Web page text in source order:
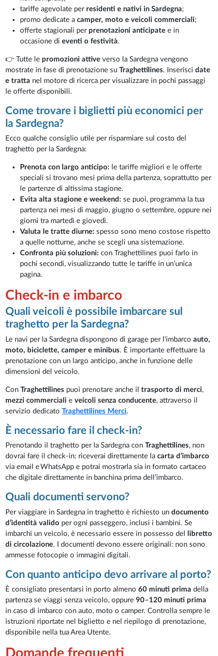
tariffe agevolate per residenti e nativi in Sardegna;
promo dedicate acamper, moto e veicoli commerciali;
offerte stagionali per prenotazioni anticipate e in
occasione dieventi o festività.
👉 Tutte le promozioni attive verso la Sardegna vengono
mostrate in fase di prenotazione suTraghettilines. Inseriscidate
e tratta nel motore di ricerca per visualizzare in pochi passaggi
le offerte disponibili.
Come trovare i biglietti più economici per
la Sardegna?
Ecco qualche consiglio utile per risparmiare sul costo del
traghetto per la Sardegna:
Prenota con largo anticipo: le tariffe migliori e le offerte
speciali si trovano mesi prima della partenza, soprattutto per
le partenze di altissima stagione.
Evita alta stagione e weekend: se puoi, programma la tua
partenza nei mesi di maggio, giugno o settembre, oppure nei
giorni tra martedì e giovedì.
Valuta le tratte diurne: spesso sono meno costose rispetto
a quelle notturne, anche se scegli una sistemazione.
Confronta più soluzioni: con Traghettilines puoi farlo in
pochi secondi, visualizzando tutte le tariffe in un’unica
pagina.
Check-in e imbarco
Quali veicoli è possibile imbarcare sul
traghetto per la Sardegna?
Le navi per la Sardegna dispongono di garage per l'imbarcoauto,
moto, biciclette, camper e minibus. È importante effettuare la
prenotazione con un largo anticipo, anche in funzione delle
dimensioni del veicolo.
ConTraghettilines puoi prenotare anche iltrasporto di merci,
mezzi commerciali eveicoli senza conducente, attraverso il
servizio dedicatoTraghettilines Merci.
È necessario fare il check-in?
Prenotando il traghetto per la Sardegna conTraghettilines, non
dovrai fare il check-in: riceverai direttamente lacarta d’imbarco
via email e WhatsApp e potrai mostrarla sia in formato cartaceo
che digitale direttamente in banchina prima dell’imbarco.
Quali documenti servono?
Per viaggiare in Sardegna in traghetto è richiesto undocumento
d’identità valido per ogni passeggero, inclusi i bambini. Se
imbarchi un veicolo, è necessario essere in possesso del
libretto
di circolazione. I documenti devono essere originali: non sono
ammesse fotocopie o immagini digitali.
Con quanto anticipo devo arrivare al porto?
È consigliato presentarsi in porto almeno60 minuti prima della
partenza se viaggi senza veicolo, oppure90–120 minuti prima
in caso di imbarco con auto, moto o camper. Controlla sempre le
istruzioni riportate nel biglietto e nel riepilogo di prenotazione,
disponibile nella tua Area Utente.
Domande frequenti